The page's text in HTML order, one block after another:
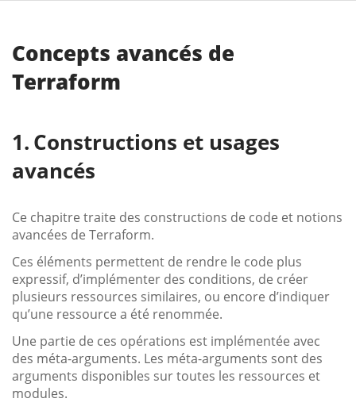
Concepts avancés de
Terraform
Constructions et usages
avancés
Ce chapitre traite des constructions de code et notions
avancées de Terraform.
Ces éléments permettent de rendre le code plus
expressif, d’implémenter des conditions, de créer
plusieurs ressources similaires, ou encore d’indiquer
qu’une ressource a été renommée.
Une partie de ces opérations est implémentée avec
des méta-arguments. Les méta-arguments sont des
arguments disponibles sur toutes les ressources et
modules.